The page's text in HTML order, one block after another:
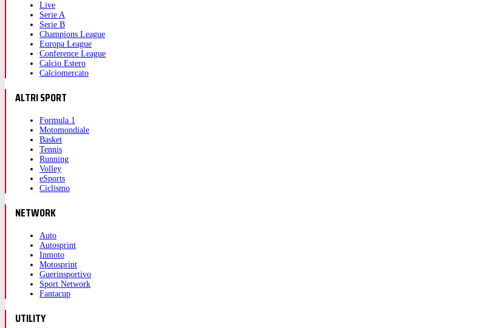
Live
Serie A
Serie B
Champions League
Europa League
Conference League
Calcio Estero
Calciomercato
ALTRI SPORT
Formula 1
Motomondiale
Basket
Tennis
Running
Volley
eSports
Ciclismo
NETWORK
Auto
Autosprint
Inmoto
Motosprint
Guerinsportivo
Sport Network
Fantacup
UTILITY